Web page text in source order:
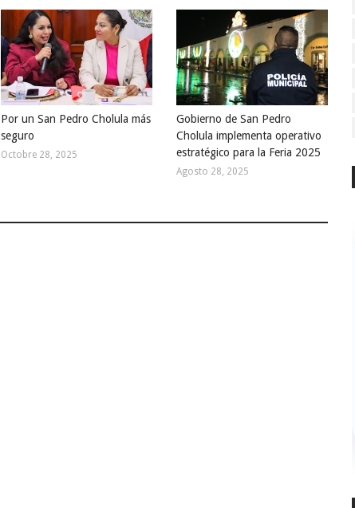
Por un San Pedro Cholula más
seguro
Octobre 28, 2025
Gobierno de San Pedro
Cholula implementa operativo
estratégico para la Feria 2025
Agosto 28, 2025